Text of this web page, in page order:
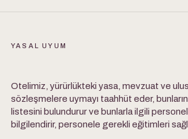
YASAL UYUM
Otelimiz, yürürlükteki yasa, mevzuat ve
sözleşmelere uymayı taahhüt eder,
listesini bulundurur ve bunlarla ilgili
bilgilendirir, personele gerekli eğitimleri